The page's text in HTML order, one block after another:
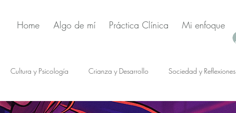
Home Algo de mí Práctica Clínica Mi enfoque
Cultura y Psicología Crianza y Desarrollo Sociedad y Reflexiones